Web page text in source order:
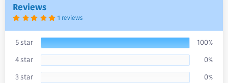
Reviews
5
0
0
s
t
a
(
s
1 reviews
5 star
100%
4 star
0%
3 star
0%